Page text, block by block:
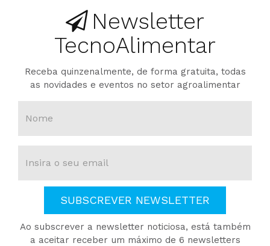
Newsletter
TecnoAlimentar
Receba quinzenalmente, de forma gratuita, todas
as novidades e eventos no setor agroalimentar
SUBSCREVER NEWSLETTER
Ao subscrever a newsletter noticiosa, está também
a aceitar receber um máximo de 6 newsletters